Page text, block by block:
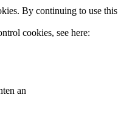
By continuing to use this
cookies, see here:
an